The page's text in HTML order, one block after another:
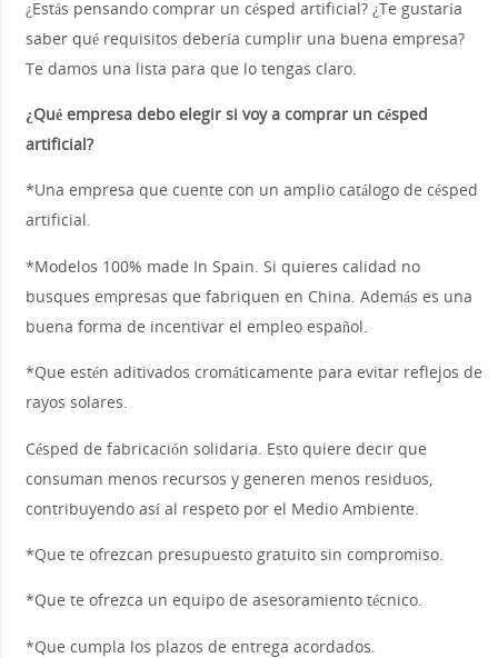
¿Estás pensando comprar un césped artificial? ¿Te gustaría
saber qué requisitos debería cumplir una buena empresa?
Te damos una lista para que lo tengas claro.
¿Qué empresa debo elegir si voy a comprar un césped
artificial?
*Una empresa que cuente con un amplio catálogo de césped
artificial.
*Modelos 100% made In Spain. Si quieres calidad no
busques empresas que fabriquen en China. Además es una
buena forma de incentivar el empleo español.
*Que estén aditivados cromáticamente para evitar reflejos de
rayos solares.
Césped de fabricación solidaria. Esto quiere decir que
consuman menos recursos y generen menos residuos,
contribuyendo así al respeto por el Medio Ambiente.
*Que te ofrezcan presupuesto gratuito sin compromiso.
*Que te ofrezca un equipo de asesoramiento técnico.
*Que cumpla los plazos de entrega acordados.